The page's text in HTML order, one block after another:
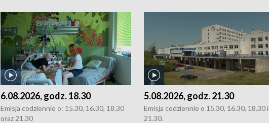
6.08.2026, godz. 18.30
Emisja codziennie o: 15.30, 16.30, 18.30
oraz 21.30
5.08.2026, godz. 21.30
Emisja codziennie o 15.30, 16.30, 18.30 i
21.30.